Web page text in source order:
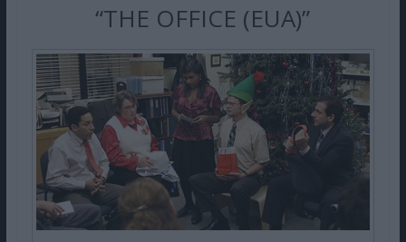
“THE OFFICE (EUA)”